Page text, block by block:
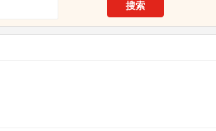
搜索